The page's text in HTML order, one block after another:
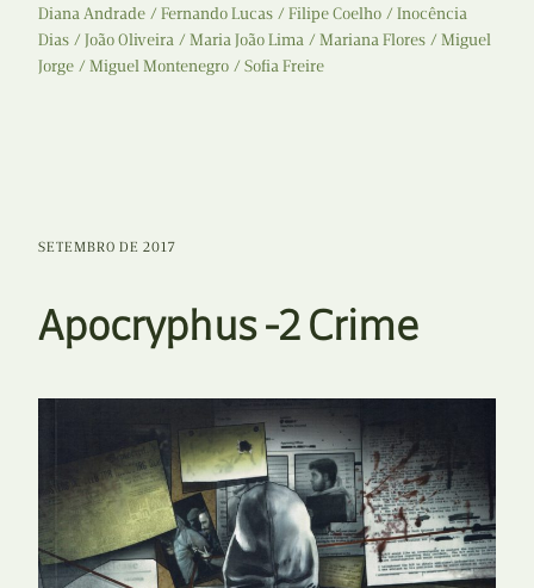
Diana Andrade
Fernando Lucas Filipe Coelho
Inocência
Dias
João Oliveira Maria João Lima Mariana Flores
Miguel
Jorge
Miguel Montenegro Sofia Freire
SETEMBRO DE 2017
Apocryphus -2 Crime